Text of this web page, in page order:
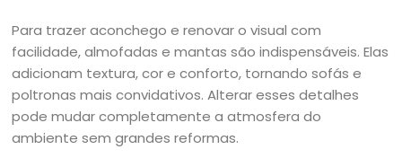
Para trazer aconchego e renovar o visual com
facilidade, almofadas e mantas são indispensáveis. Elas
adicionam textura, cor e conforto, tornando sofás e
poltronas mais convidativos. Alterar esses detalhes
pode mudar completamente a atmosfera do
ambiente sem grandes reformas.